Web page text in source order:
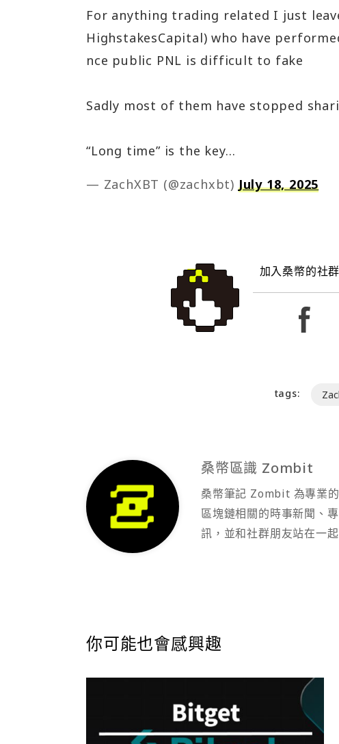
For anything trading related I just
HighstakesCapital) who have
nce public PNL is difficult to fake
Sadly most of them have stopped
“Long time” is the key…
— ZachXBT (@zachxbt) July 18, 2025
加入桑幣的社
tags:
桑幣區識 Zombit
桑幣筆記 Zombit 為專業
區塊鏈相關的時事新聞、
訊，並和社群朋友站在一
你可能也會感興趣